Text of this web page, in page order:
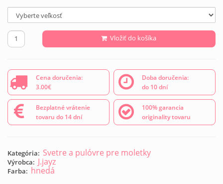
Vložiť do košíka
Cena doručenia:
3.00€
Doba doručenia:
do 10 dní
Bezplatné vrátenie
tovaru do 14 dní
100% garancia
originality tovaru
Kategória: Svetre a pulóvre pre moletky
Výrobca: J.jayz
Farba: hnedá